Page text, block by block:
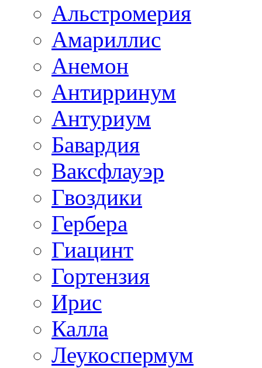
Альстромерия
Амариллис
Анемон
Антирринум
Антуриум
Бавардия
Ваксфлауэр
Гвоздики
Гербера
Гиацинт
Гортензия
Ирис
Калла
Леукоспермум